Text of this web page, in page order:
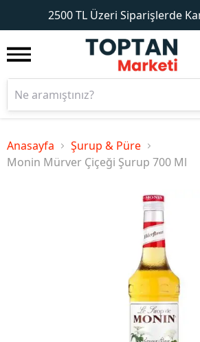
2500 TL Üzeri Siparişlerde
1
Anasayfa
Şurup & Püre
Monin Mürver Çiçeği Şurup 700 Ml